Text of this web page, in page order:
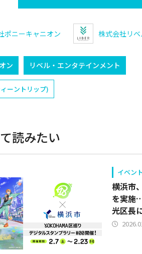
ポニーキャニオン 株式会社リ
ン リベル・エンタテインメント
ーントリップ)
読みたい
イベン
横浜市
を実施
光区長